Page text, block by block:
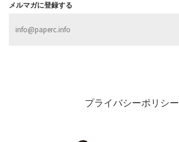
メルマガに登録する
プライバシーポリシー